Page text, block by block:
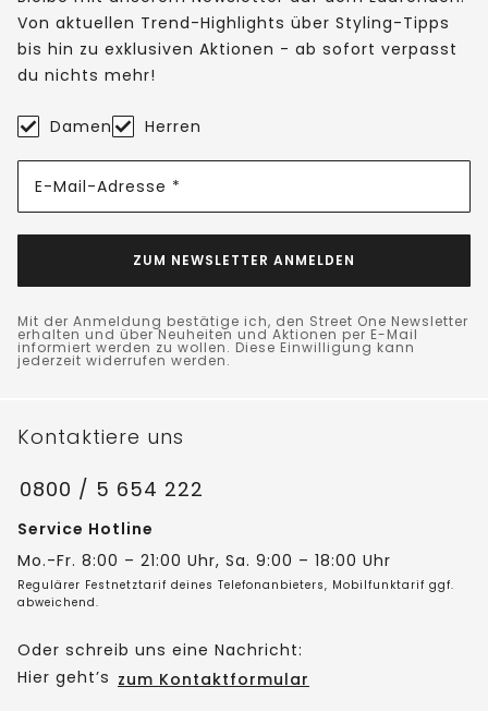
Von aktuellen Trend-Highlights über Styling-Tipps
bis hin zu exklusiven Aktionen - ab sofort verpasst
du nichts mehr!
Damen Herren
E-Mail-Adresse *
ZUM NEWSLETTER ANMELDEN
Mit der Anmeldung bestätige ich, den Street One Newsletter
erhalten und über Neuheiten und Aktionen per E-Mail
informiert werden zu wollen. Diese Einwilligung kann
jederzeit widerrufen werden.
Kontaktiere uns
0800 / 5 654 222
Service Hotline
Mo.-Fr. 8:00 – 21:00 Uhr, Sa. 9:00 – 18:00 Uhr
Regulärer Festnetztarif deines Telefonanbieters, Mobilfunktarif ggf.
abweichend.
Oder schreib uns eine Nachricht:
Hier geht’s zum Kontaktformular